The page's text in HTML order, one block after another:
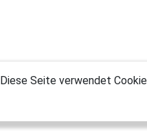
Diese Seite verwendet